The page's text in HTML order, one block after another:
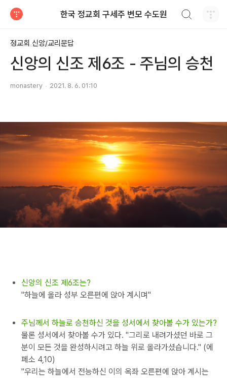
한국 정교회 구세주 변모 수도원
정교회 신앙/교리문답
신앙의 신조 제6조 - 주님의 승천
monastery 2021. 8. 6. 01:10
신앙의 신조 제6조는?
"하늘에 올라 성부 오른편에 앉아 계시며"
주님께서 하늘로 승천하신 것을 성서에서 찾아볼 수가 있는가?
물론 성서에서 찾아볼 수가 있다. "그리로 내려가셨던 바로 그
분이 모든 것을 완성하시려고 하늘 위로 올라가셨습니다." (에
페소 4,10)
"우리는 하늘에서 전능하신 이의 옥좌 오른편에 앉아 계시는